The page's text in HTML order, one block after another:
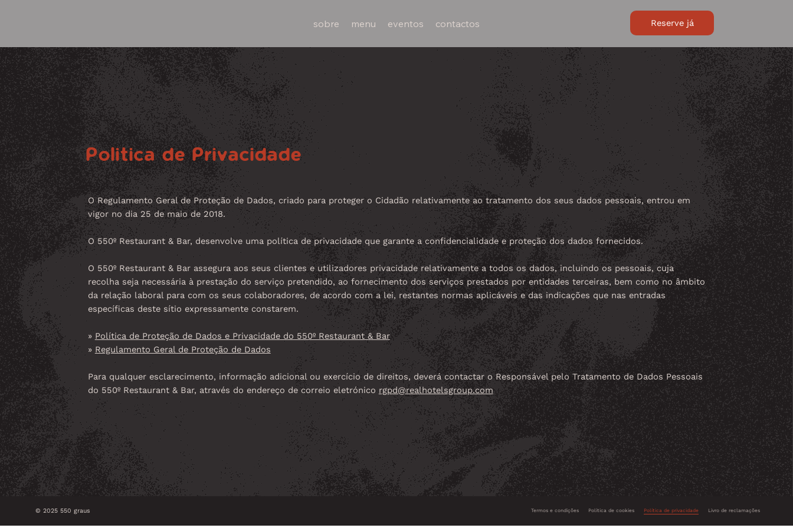
sobre menu eventos contactos Reserve já
Politica de Privacidade
O Regulamento Geral de Proteção de Dados, criado para proteger o Cidadão relativamente ao tratamento dos seus dados pessoais, entrou em
vigor no dia 25 de maio de 2018.
O 550º Restaurant & Bar, desenvolve uma política de privacidade que garante a confidencialidade e proteção dos dados fornecidos.
O 550º Restaurant & Bar assegura aos seus clientes e utilizadores privacidade relativamente a todos os dados, incluindo os pessoais, cuja
recolha seja necessária à prestação do serviço pretendido, ao fornecimento dos serviços prestados por entidades terceiras, bem como no âmbito
da relação laboral para com os seus colaboradores, de acordo com a lei, restantes normas aplicáveis e das indicações que nas entradas
específicas deste sítio expressamente constarem.
» Política de Proteção de Dados e Privacidade do 550º Restaurant & Bar
» Regulamento Geral de Proteção de Dados
Para qualquer esclarecimento, informação adicional ou exercício de direitos, deverá contactar o Responsável pelo Tratamento de Dados Pessoais
do 550º Restaurant & Bar, através do endereço de correio eletrónico rgpd@realhotelsgroup.com
© 2025 550 graus Termos e condições Política de cookies Política de privacidade Livro de reclamações